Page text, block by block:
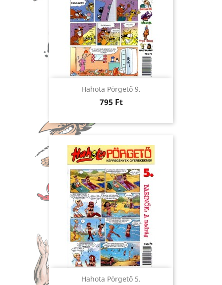
Hahota Pörgető 9.
Ár
795 Ft
Hahota Pörgető 5.